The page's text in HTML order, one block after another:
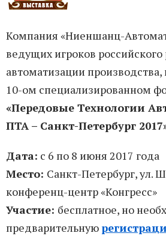
Компания «Ниеншанц-
ведущих игроков
автоматизации производства,
10-ом специализированном
«Передовые Технологии
ПТА – Санкт-Петербург
Дата: с 6 по 8 июня 2017 года
Место: Санкт-Петербург, ул.
конференц-центр «Конгресс»
Участие: бесплатное, но
предварительную